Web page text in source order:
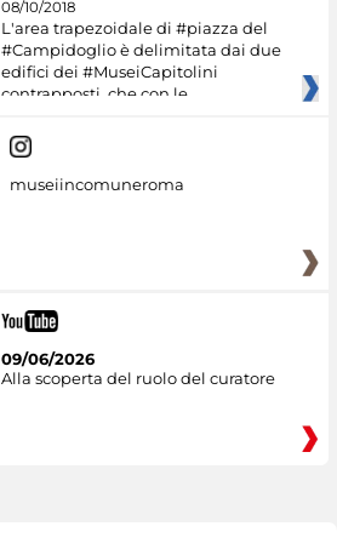
08/10/2018
L'area trapezoidale di #piazza del
#Campidoglio è delimitata dai due
edifici dei #MuseiCapitolini
contrapposti, che con le
museiincomuneroma
09/06/2026
Alla scoperta del ruolo del curatore